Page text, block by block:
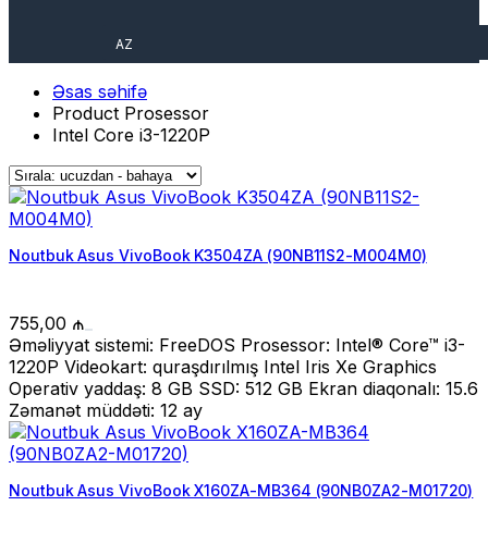
AZ
Əsas səhifə
Product Prosessor
Intel Core i3-1220P
Noutbuk Asus VivoBook K3504ZA (90NB11S2-M004M0)
755,00 ₼
Əməliyyat sistemi: FreeDOS Prosessor: Intel® Core™ i3-
1220P Videokart: quraşdırılmış Intel Iris Xe Graphics
Operativ yaddaş: 8 GB SSD: 512 GB Ekran diaqonalı: 15.6
Zəmanət müddəti: 12 ay
Noutbuk Asus VivoBook X160ZA-MB364 (90NB0ZA2-M01720)